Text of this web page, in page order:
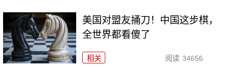
美国对盟友捅刀！中国这步棋，
全世界都看傻了
相关 阅读 34656